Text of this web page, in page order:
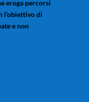
eroga percorsi
l’obiettivo di
e non